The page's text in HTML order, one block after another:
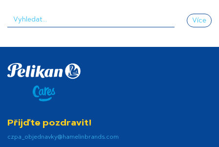
Více
Přijďte pozdravit!
czpa_objednavky@hamelinbrands.com